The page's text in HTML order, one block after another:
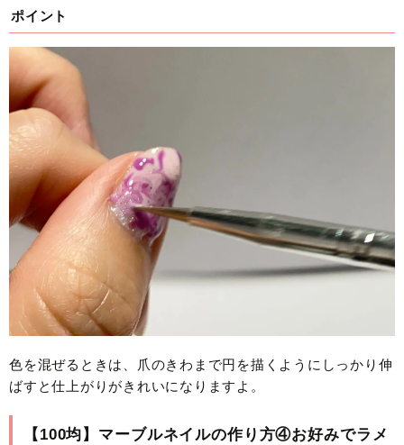
ポイント
色を混ぜるときは、爪のきわまで円を描くようにしっかり伸
ばすと仕上がりがきれいになりますよ。
【100均】マーブルネイルの作り方④お好みでラメ